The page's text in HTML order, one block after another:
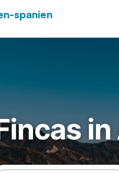
spanien